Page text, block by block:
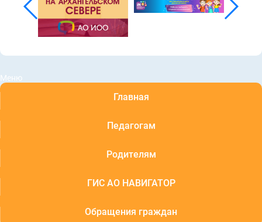
Меню
Главная
Педагогам
Родителям
ГИС АО НАВИГАТОР
Обращения граждан